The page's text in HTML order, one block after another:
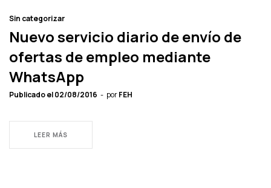
Sin categorizar
Nuevo servicio diario de envío de
ofertas de empleo mediante
WhatsApp
Publicado el02/08/2016 porFEH
LEER MÁS